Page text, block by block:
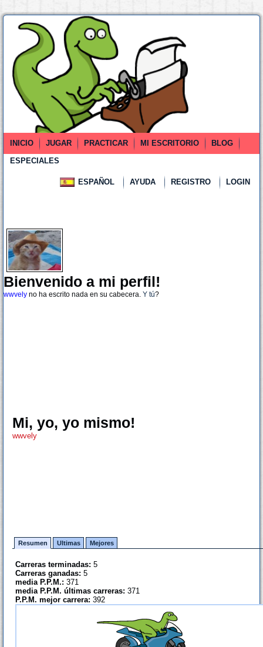
INICIO JUGAR PRACTICAR MI ESCRITORIO
BLOG
ESPECIALES
ESPAÑOL AYUDA REGISTRO LOGIN
Bienvenido a mi perfil!
wwvely no ha escrito nada en su cabecera. Y tú?
Mi, yo, yo mismo!
wwvely
Resumen Ultimas Mejores
Carreras terminadas: 5
Carreras ganadas: 5
media P.P.M.: 371
media P.P.M. últimas carreras: 371
P.P.M. mejor carrera: 392